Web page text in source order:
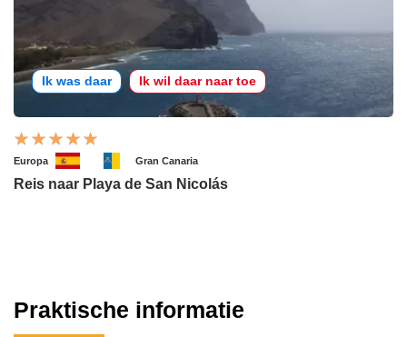
Ik was daar Ik wil daar naar toe
Europa Gran Canaria
Reis naar Playa de San Nicolás
Praktische informatie